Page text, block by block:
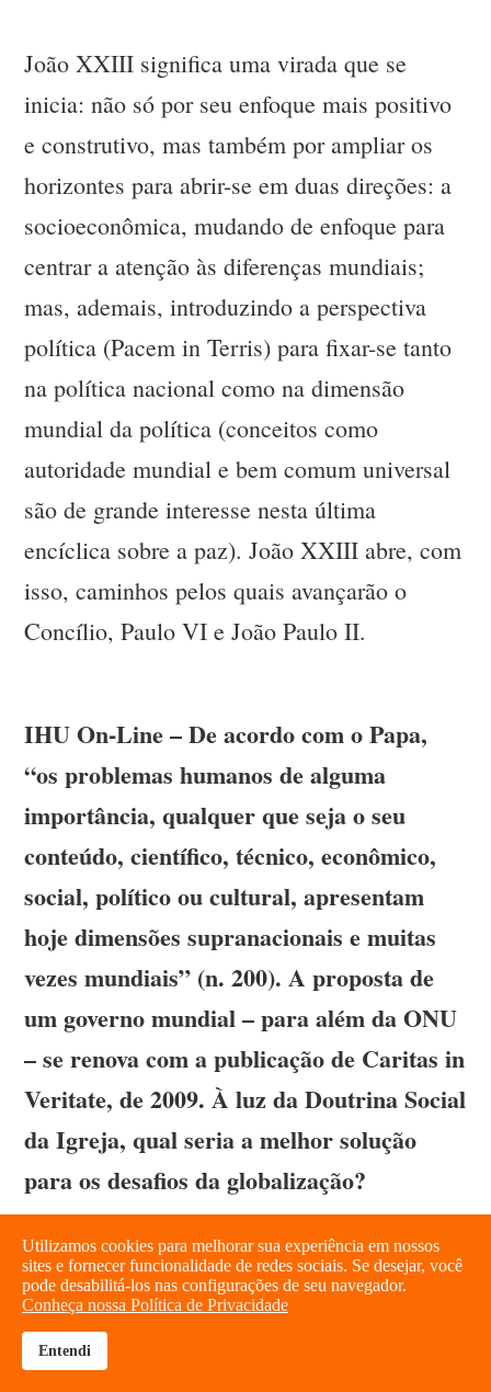
João XXIII significa uma virada que se
inicia: não só por seu enfoque mais positivo
e construtivo, mas também por ampliar os
horizontes para abrir-se em duas direções: a
socioeconômica, mudando de enfoque para
centrar a atenção às diferenças mundiais;
mas, ademais, introduzindo a perspectiva
política (Pacem in Terris) para fixar-se tanto
na política nacional como na dimensão
mundial da política (conceitos como
autoridade mundial e bem comum universal
são de grande interesse nesta última
encíclica sobre a paz). João XXIII abre, com
isso, caminhos pelos quais avançarão o
Concílio, Paulo VI e João Paulo II.
IHU On-Line – De acordo com o Papa,
“os problemas humanos de alguma
importância, qualquer que seja o seu
conteúdo, científico, técnico, econômico,
social, político ou cultural, apresentam
hoje dimensões supranacionais e muitas
vezes mundiais” (n. 200). A proposta de
um governo mundial – para além da ONU
– se renova com a publicação de Caritas in
Veritate, de 2009. À luz da Doutrina Social
da Igreja, qual seria a melhor solução
para os desafios da globalização?
Ildefonso Camacho –Essa distinção feita
pelo texto em português é recolhida pela
versão espanhola como problemas que
brightness_high
Utilizamos cookies para melhorar sua experiência em nossos
sites e fornecer funcionalidade de redes sociais. Se desejar, você
pode desabilitá-los nas configurações de seu navegador.
Conheça nossa Política de Privacidade
Entendi